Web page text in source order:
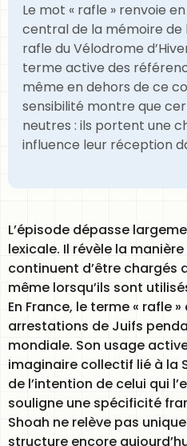
Le mot « rafle » renvoie
central de la mémoire de
rafle du Vélodrome
terme active des
même en dehors de ce
sensibilité montre que
neutres : ils portent une
influence leur réception
L’épisode dépasse
lexicale. Il révèle la
continuent d’être chargés
même lorsqu’ils sont
En France, le terme « rafle
arrestations de Juifs
mondiale. Son usage
imaginaire collectif lié à la
de l’intention de celui qui
souligne une spécificité
Shoah ne relève pas
structure encore